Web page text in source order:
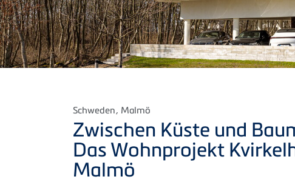
Schweden, Malmö
Zwischen Küste und
Das Wohnprojekt
Malmö